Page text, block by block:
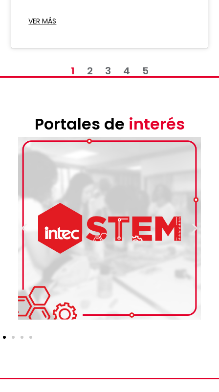
VER MÁS
1 2 3 4 5
Portales de interés